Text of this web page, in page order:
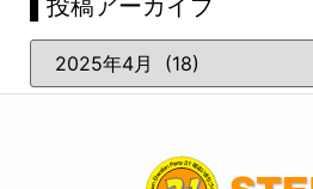
▌投稿アーカイブ